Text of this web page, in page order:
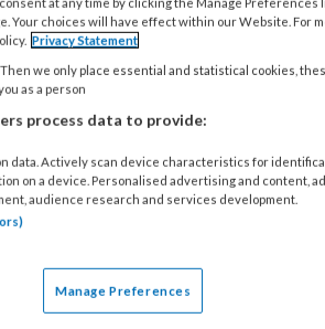
in de richtlijn om de
forensisch kader vaak mee
Dialectische
(DGT) is een behandeling die
2002) en is effectief bij
een
Your choices will have effect within our Website. For
Privacy Statement
we only place essential and statistical cookies,
as a person
process data to provide:
data. Actively scan device characteristics for
on a device. Personalised advertising and content,
audience research and services development.
Manage Preferences